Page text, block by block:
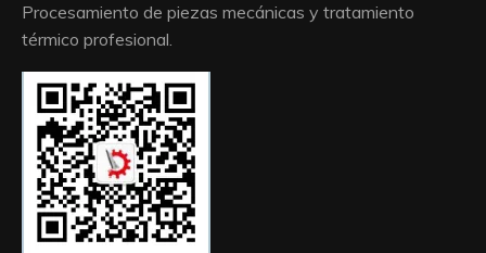
Procesamiento de piezas mecánicas y tratamiento
térmico profesional.